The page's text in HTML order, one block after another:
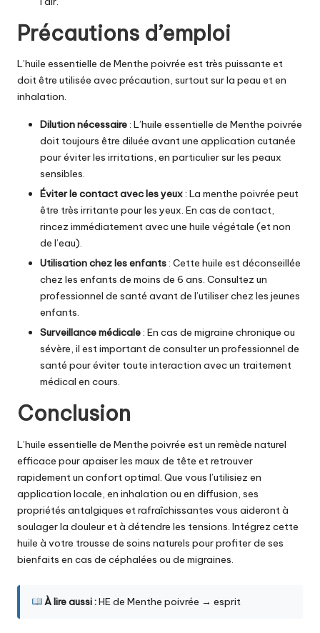
Précautions d’emploi
L’huile essentielle de Menthe poivrée est très puissante et
doit être utilisée avec précaution, surtout sur la peau et en
inhalation.
Dilution nécessaire: L’huile essentielle de Menthe poivrée
doit toujours être diluée avant une application cutanée
pour éviter les irritations, en particulier sur les peaux
sensibles.
Éviter le contact avec les yeux: La menthe poivrée peut
être très irritante pour les yeux. En cas de contact,
rincez immédiatement avec une huile végétale (et non
de l’eau).
Utilisation chez les enfants: Cette huile est déconseillée
chez les enfants de moins de 6 ans. Consultez un
professionnel de santé avant de l’utiliser chez les jeunes
enfants.
Surveillance médicale: En cas de migraine chronique ou
sévère, il est important de consulter un professionnel de
santé pour éviter toute interaction avec un traitement
médical en cours.
Conclusion
L’huile essentielle de Menthe poivrée est un remède naturel
efficace pour apaiser les maux de tête et retrouver
rapidement un confort optimal. Que vous l’utilisiez en
application locale, en inhalation ou en diffusion, ses
propriétés antalgiques et rafraîchissantes vous aideront à
soulager la douleur et à détendre les tensions. Intégrez cette
huile à votre trousse de soins naturels pour profiter de ses
bienfaits en cas de céphalées ou de migraines.
À lire aussi :HE de Menthe poivrée → esprit